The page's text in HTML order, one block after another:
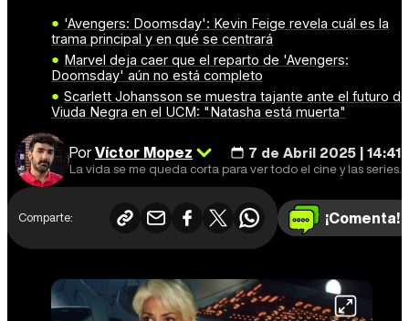
'Avengers: Doomsday': Kevin Feige revela cuál es la
trama principal y en qué se centrará
Marvel deja caer que el reparto de 'Avengers:
Doomsday' aún no está completo
Scarlett Johansson se muestra tajante ante el futuro de
Viuda Negra en el UCM: "Natasha está muerta"
PorVíctor Mopez 7 de Abril 2025 | 14:41
La vida se me queda corta para ver todo el cine y las series que me gustaría.
Comparte: ¡Comenta!